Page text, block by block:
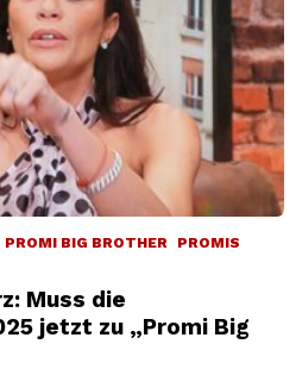
PROMI BIG BROTHER
PROMIS
Muss die
jetzt zu „Promi Big